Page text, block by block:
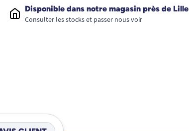
Disponible dans notre magasin près de Lille
Consulter les stocks et passer nous voir